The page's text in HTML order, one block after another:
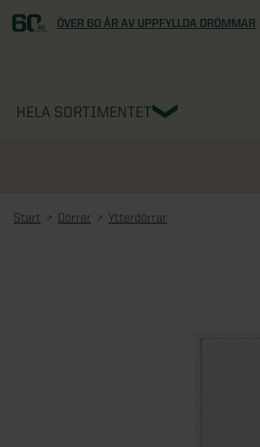
ÖVER 60 ÅR AV UPPFYLLDA DRÖMMAR
HELA SORTIMENTET
Start Dörrar Ytterdörrar